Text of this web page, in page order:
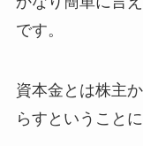
です。
資本金とは株主
らすということ